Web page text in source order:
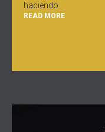
haciendo
READ MORE